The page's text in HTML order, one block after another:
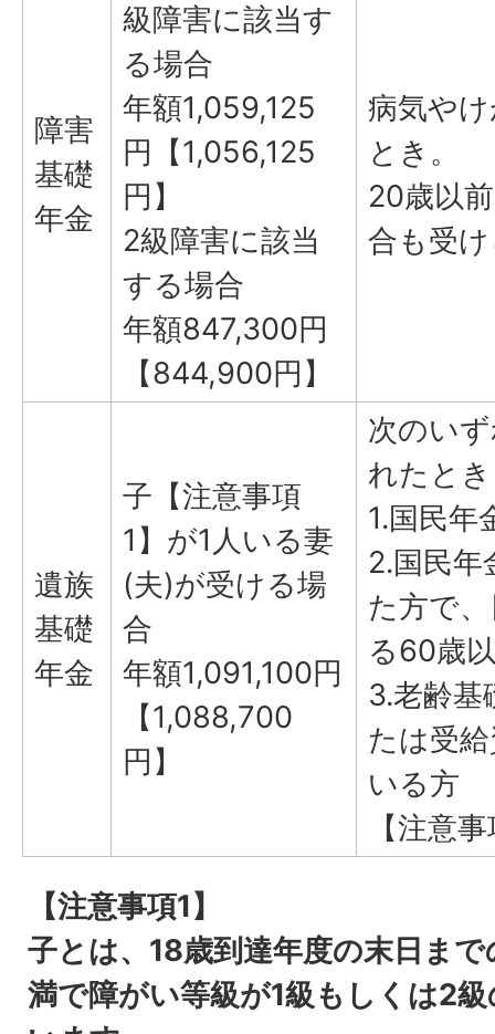
障害
基礎
年金
級障害に該当す
る場合
年額1,059,125
円【1,056,125
円】
2級障害に該当
する場合
年額847,300円
【844,900円】
病気や
とき。
20歳以
合も受
遺族
基礎
年金
子【注意事項
1】が1人いる妻
(夫)が受ける場
合
年額1,091,100円
【1,088,700
円】
次のい
れたとき
1.国民年
2.国民年
た方で
る60歳
3.老齢基
たは受
いる方
【注意
【注意事項1】
子とは、18歳到達年度の末日ま
満で障がい等級が1級もしくは2